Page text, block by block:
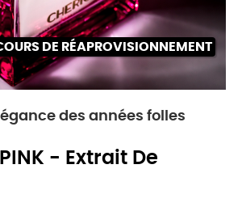
DE RÉAPROVISIONNEMENT
des années folles
PINK - Extrait De